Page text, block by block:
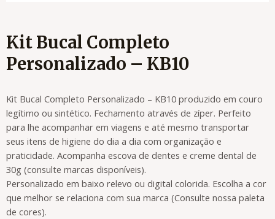
Kit Bucal Completo
Personalizado – KB10
Kit Bucal Completo Personalizado – KB10 produzido em couro
legítimo ou sintético. Fechamento através de zíper. Perfeito
para lhe acompanhar em viagens e até mesmo transportar
seus itens de higiene do dia a dia com organização e
praticidade. Acompanha escova de dentes e creme dental de
30g (consulte marcas disponíveis).
Personalizado em baixo relevo ou digital colorida. Escolha a cor
que melhor se relaciona com sua marca (Consulte nossa paleta
de cores).